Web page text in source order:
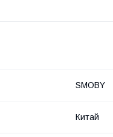
SMOBY
Китай